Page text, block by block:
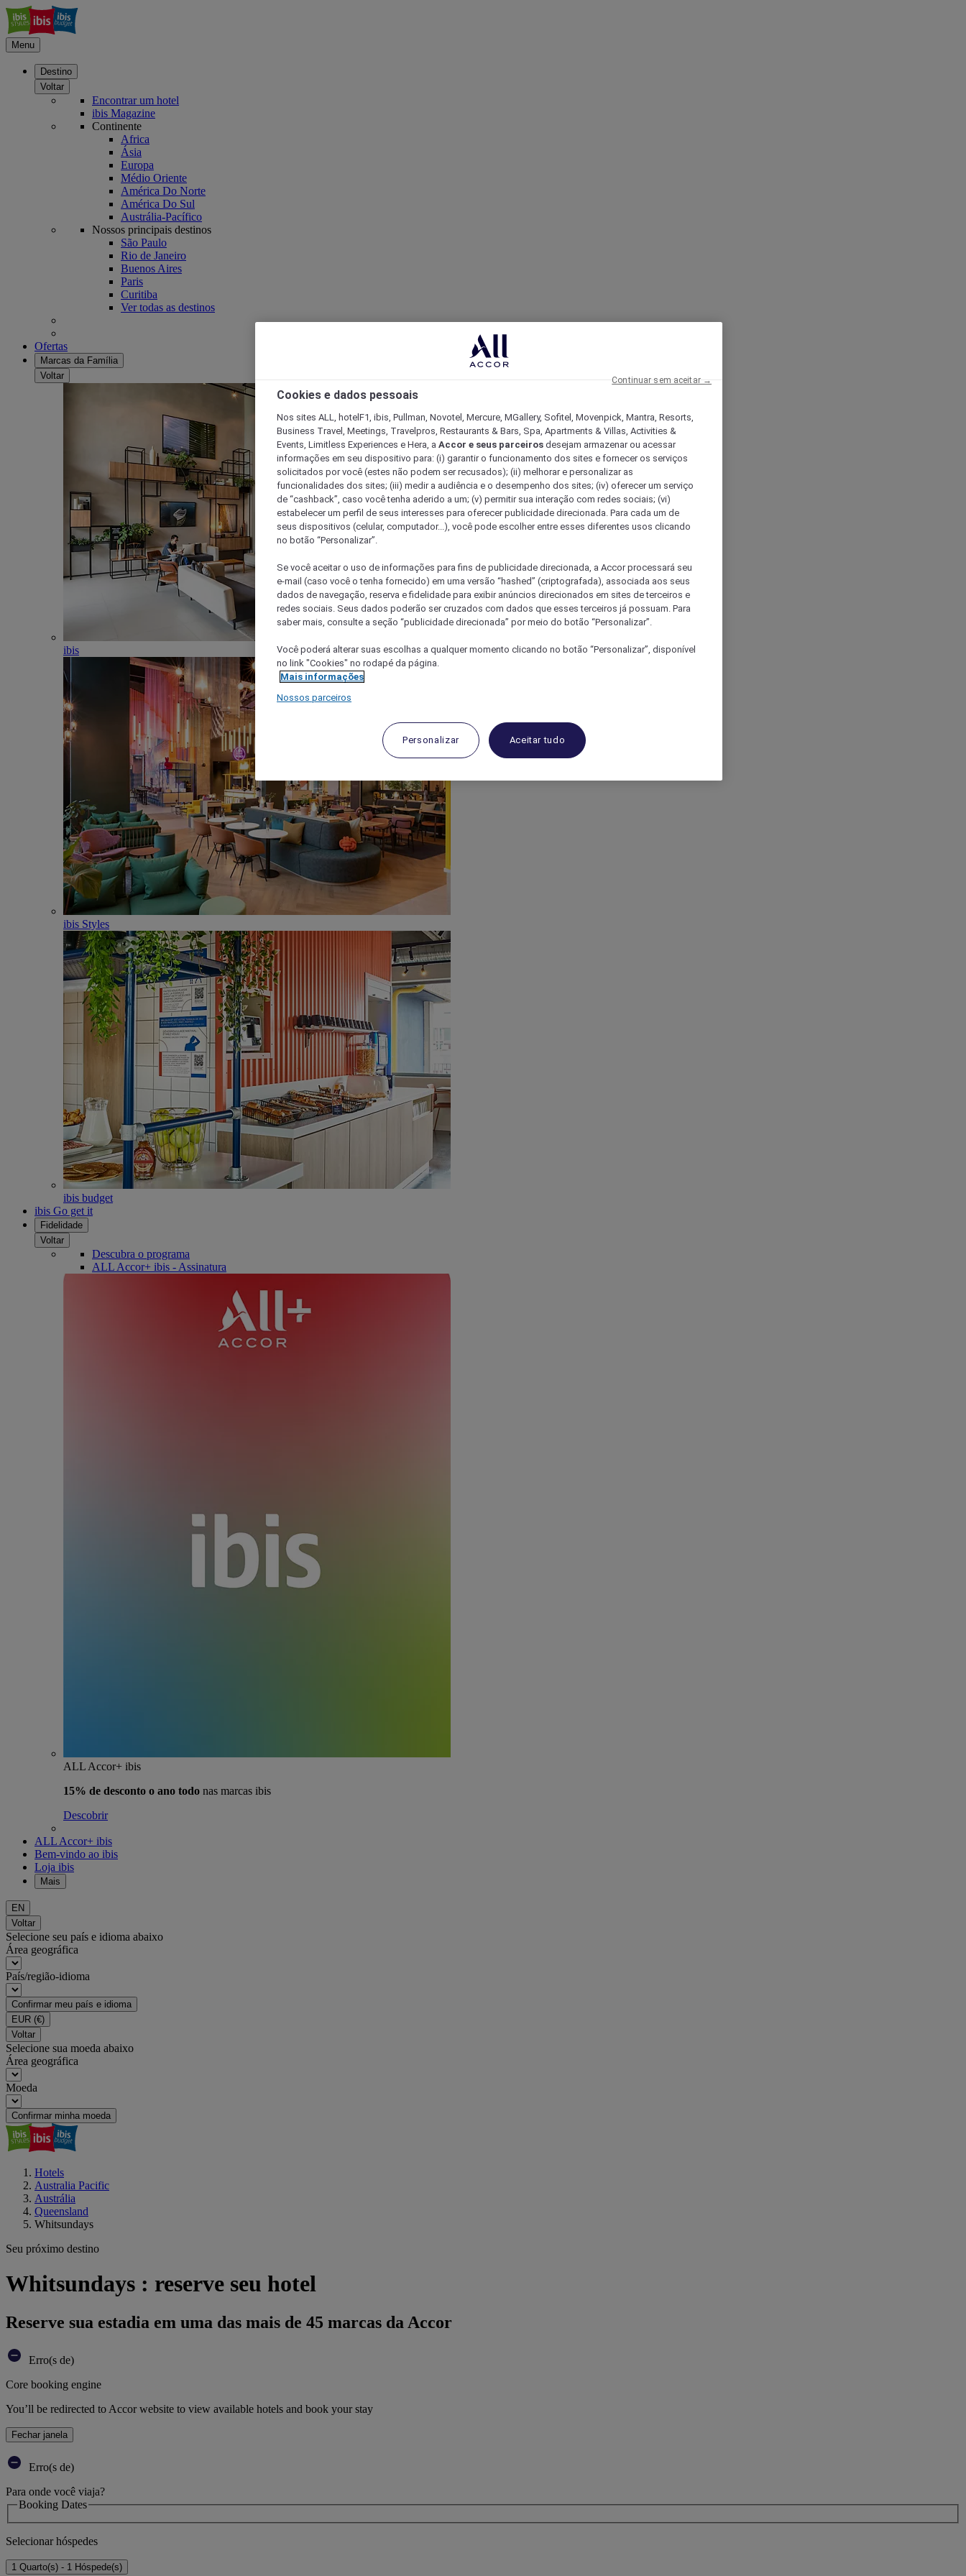
Menu
Destino
Voltar
Encontrar um hotel
ibis Magazine
Continente
Africa
Ásia
Europa
Médio Oriente
América Do Norte
América Do Sul
Austrália-Pacífico
Nossos principais destinos
São Paulo
Rio de Janeiro
Buenos Aires
Paris
Curitiba
Ver todas as destinos
Ofertas
Marcas da Família
Voltar
ibis
ibis Styles
ibis budget
ibis Go get it
Fidelidade
Voltar
Descubra o programa
ALL Accor+ ibis - Assinatura
ALL Accor+ ibis
15% de desconto o ano todo nas marcas ibis
Descobrir
ALL Accor+ ibis
Bem-vindo ao ibis
Loja ibis
Mais
EN
Voltar
Selecione seu país e idioma abaixo
Área geográfica
País/região-idioma
Confirmar meu país e idioma
EUR (€)
Voltar
Selecione sua moeda abaixo
Área geográfica
Moeda
Confirmar minha moeda
Hotels
Australia Pacific
Austrália
Queensland
Whitsundays
Seu próximo destino
Whitsundays : reserve seu hotel
Reserve sua estadia em uma das mais de 45 marcas da Accor
Erro(s de)
Core booking engine
You’ll be redirected to Accor website to view available hotels and book your stay
Fechar janela
Erro(s de)
Para onde você viaja?
Booking Dates
Selecionar hóspedes
1 Quarto(s) - 1 Hóspede(s)
Cookies e dados pessoais
Nos sites ALL, hotelF1, ibis, Pullman, Novotel, Mercure, MGallery, Sofitel, Movenpick, Mantra, Resorts,
Business Travel, Meetings, Travelpros, Restaurants & Bars, Spa, Apartments & Villas, Activities &
Events, Limitless Experiences e Hera, a Accor e seus parceiros desejam armazenar ou acessar
informações em seu dispositivo para: (i) garantir o funcionamento dos sites e fornecer os serviços
solicitados por você (estes não podem ser recusados); (ii) melhorar e personalizar as
funcionalidades dos sites; (iii) medir a audiência e o desempenho dos sites; (iv) oferecer um serviço
de “cashback”, caso você tenha aderido a um; (v) permitir sua interação com redes sociais; (vi)
estabelecer um perfil de seus interesses para oferecer publicidade direcionada. Para cada um de
seus dispositivos (celular, computador...), você pode escolher entre esses diferentes usos clicando
no botão “Personalizar”.
Se você aceitar o uso de informações para fins de publicidade direcionada, a Accor processará seu
e-mail (caso você o tenha fornecido) em uma versão “hashed” (criptografada), associada aos seus
dados de navegação, reserva e fidelidade para exibir anúncios direcionados em sites de terceiros e
redes sociais. Seus dados poderão ser cruzados com dados que esses terceiros já possuam. Para
saber mais, consulte a seção “publicidade direcionada” por meio do botão “Personalizar”.
Você poderá alterar suas escolhas a qualquer momento clicando no botão “Personalizar”, disponível
no link "Cookies" no rodapé da página.
Mais informações
Nossos parceiros
Personalizar Aceitar tudo
Continuar sem aceitar →